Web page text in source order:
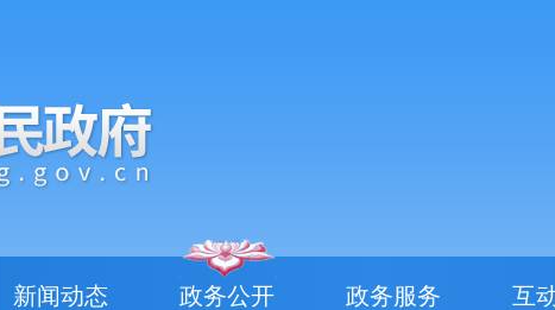
新闻动态 政务公开 政务服务 互